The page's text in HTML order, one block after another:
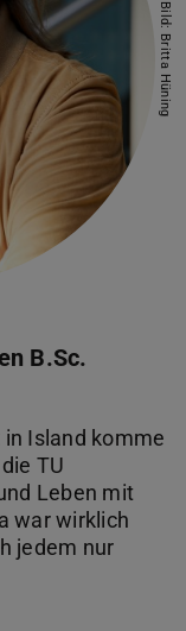
B.Sc.
Island komme
TU
Leben mit
war wirklich
jedem nur
Bild: Britta Hüning